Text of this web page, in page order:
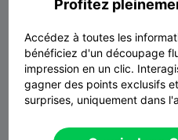
Profitez
Accédez à toutes les
bénéficiez d'un découpage
impression en un clic.
gagner des points exclusifs
surprises, uniquement dans